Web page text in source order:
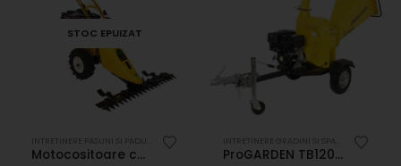
UTILAJE AGRICOLE
STOC EPUIZAT
MOTOCOASE CU LAMA FRONTALA , UTILAJE AGRICOLE
Motocositoare cu bara 6.5CP, benzina 4T, masa cosire dubla 970mm, 2 viteze ProGARDEN BT-SM1003 ProGARDEN TB120 tocator resturi vegetale, 12CP, benzina, 120mm, pornire manuala